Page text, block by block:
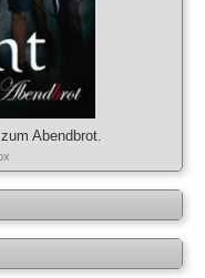
Abendbrot.